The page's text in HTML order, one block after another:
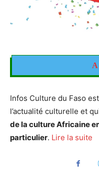
A
Infos Culture du Faso
l’actualité culturelle et
de la culture Africaine
particulier. Lire la suite